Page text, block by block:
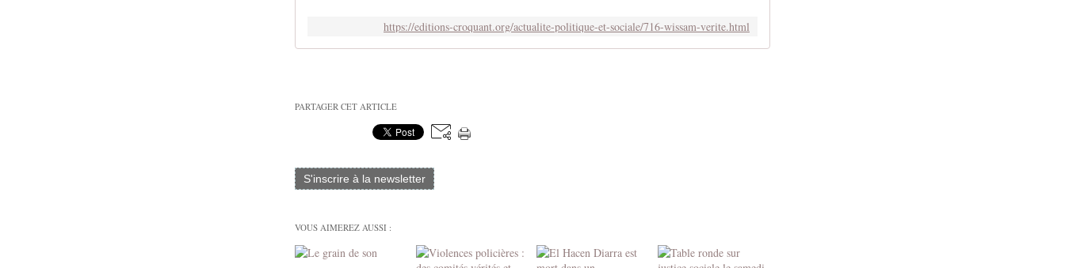
https://editions-croquant.org/actualite-politique-et-sociale/716-wissam-verite.html
PARTAGER CET ARTICLE
S'inscrire à la newsletter
VOUS AIMEREZ AUSSI :